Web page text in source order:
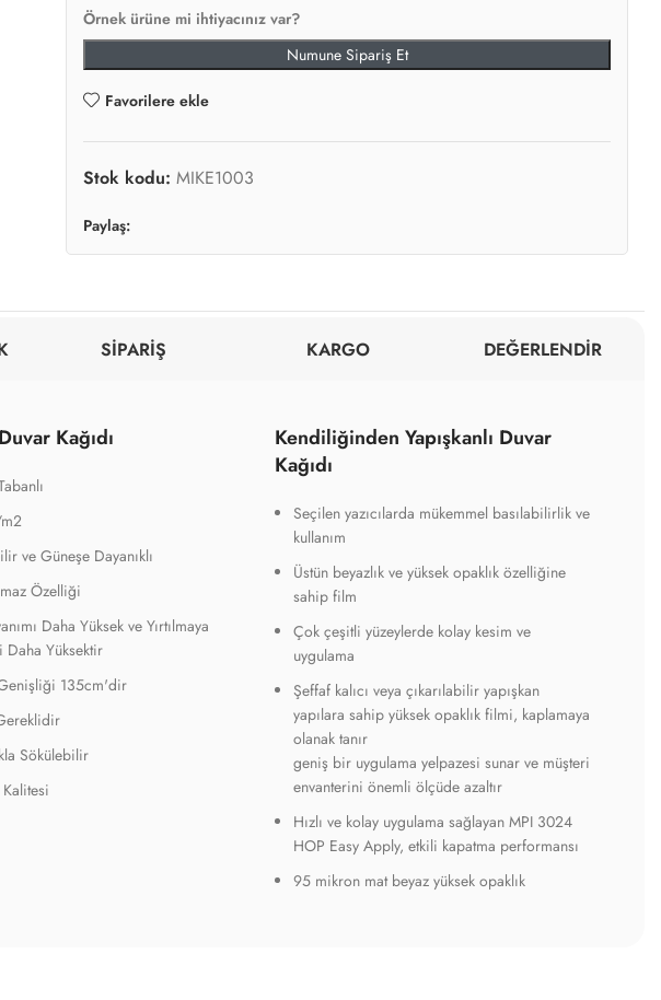
Örnek ürüne mi ihtiyacınız var?
Numune Sipariş Et
Favorilere ekle
Stok kodu:MIKE1003
Paylaş:
SİPARİŞ KARGO DEĞERLENDİR
Kağıdı
ve Güneşe Dayanıklı
Özelliği
Daha Yüksek ve Yırtılmaya
Daha Yüksektir
135cm'dir
Sökülebilir
Kalitesi
Kendiliğinden Yapışkanlı Duvar
Kağıdı
Seçilen yazıcılarda mükemmel basılabilirlik ve
kullanım
Üstün beyazlık ve yüksek opaklık özelliğine
sahip film
Çok çeşitli yüzeylerde kolay kesim ve
uygulama
Şeffaf kalıcı veya çıkarılabilir yapışkan
yapılara sahip yüksek opaklık filmi, kaplamaya
olanak tanır
geniş bir uygulama yelpazesi sunar ve müşteri
envanterini önemli ölçüde azaltır
Hızlı ve kolay uygulama sağlayan MPI 3024
HOP Easy Apply, etkili kapatma performansı
95 mikron mat beyaz yüksek opaklık